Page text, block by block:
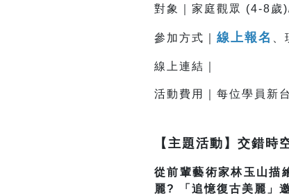
對象｜家庭觀眾 (4-8歲
參加方式｜ 線上報名
線上連結｜
活動費用｜每位學員新
【主題活動】交錯時
從前輩藝術家林玉山描
麗? 「追憶復古美麗」